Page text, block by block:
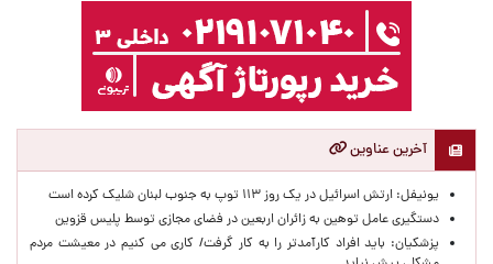
آخرین عناوین
یونیفل: ارتش اسرائیل در یک روز ۱۱۳ توپ به جنوب لبنان شلیک کرده است
دستگیری عامل توهین به زائران اربعین در فضای مجازی توسط پلیس قزوین
پزشکیان: باید افراد کارآمدتر را به کار گرفت/ کاری می کنیم در معیشت مردم